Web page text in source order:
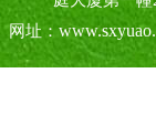
网址：